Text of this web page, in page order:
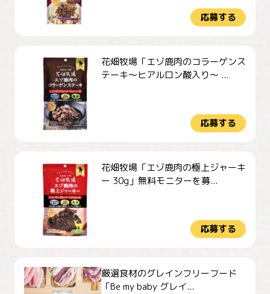
応募する
花畑牧場「エゾ鹿肉のコラーゲンス
テーキ～ヒアルロン酸入り～ ...
応募する
花畑牧場「エゾ鹿肉の極上ジャーキ
ー 30g」無料モニターを募...
応募する
厳選食材のグレインフリーフード
「Be my baby グレイ...